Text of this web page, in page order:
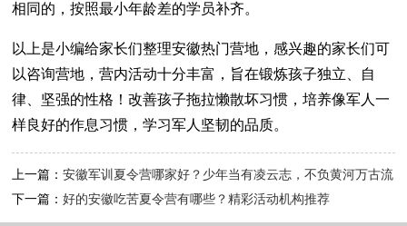
相同的，按照最小年龄差的学员补齐。
以上是小编给家长们整理安徽热门营地，感兴趣的家长们可
以咨询营地，营内活动十分丰富，旨在锻炼孩子独立、自
律、坚强的性格！改善孩子拖拉懒散坏习惯，培养像军人一
样良好的作息习惯，学习军人坚韧的品质。
上一篇：安徽军训夏令营哪家好？少年当有凌云志，不负黄河万古流
下一篇：好的安徽吃苦夏令营有哪些？精彩活动机构推荐